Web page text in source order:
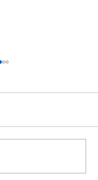
塑生活一起
| 撒野旅店